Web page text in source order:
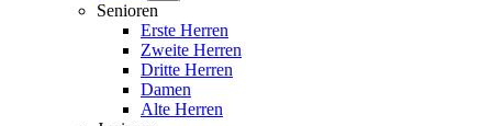
Senioren
Erste Herren
Zweite Herren
Dritte Herren
Damen
Alte Herren